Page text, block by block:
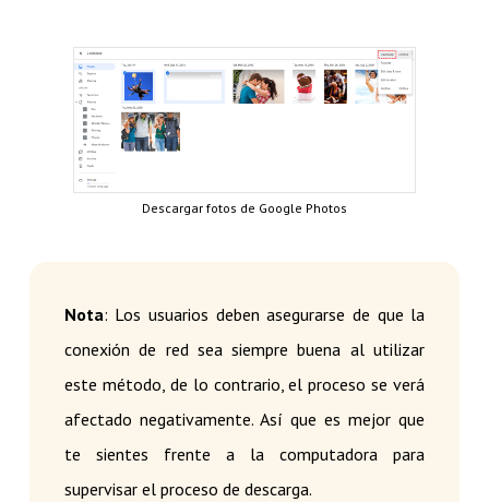
Descargar fotos de Google Photos
Nota: Los usuarios deben asegurarse de que la
conexión de red sea siempre buena al utilizar
este método, de lo contrario, el proceso se verá
afectado negativamente. Así que es mejor que
te sientes frente a la computadora para
supervisar el proceso de descarga.